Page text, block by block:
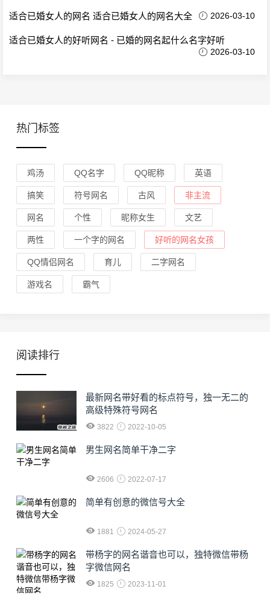
适合已婚女人的网名 适合已婚女人的网名大全 2026-03-10
适合已婚女人的好听网名 - 已婚的网名起什么名字好听
2026-03-10
热门标签
鸡汤 QQ名字 QQ昵称 英语
搞笑 符号网名 古风 非主流
网名 个性 昵称女生 文艺
两性 一个字的网名 好听的网名女孩
QQ情侣网名 育儿 二字网名
游戏名 霸气
阅读排行
最新网名带好看的标点符号，独一无二的
高级特殊符号网名
3822 2022-10-05
男生网名简单干净二字
2606 2022-07-17
简单有创意的微信号大全
1881 2024-05-27
​带杨字的网名谐音也可以，独特微信带杨
字微信网名
1825 2023-11-01